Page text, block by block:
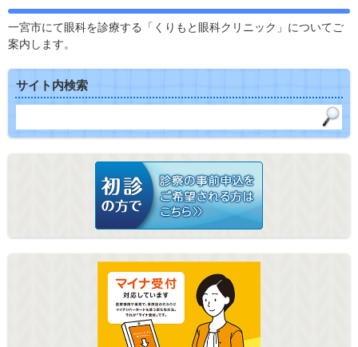
一宮市にて眼科を診療する「くりもと眼科クリニック」についてご
案内します。
サイト内検索